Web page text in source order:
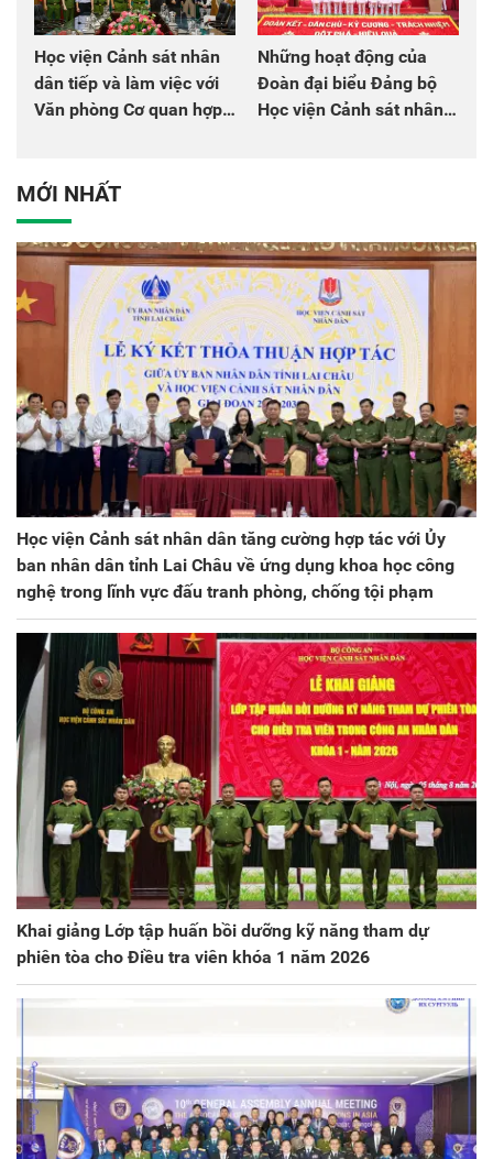
Học viện Cảnh sát nhân
dân tiếp và làm việc với
Văn phòng Cơ quan hợp
Những hoạt động của
Đoàn đại biểu Đảng bộ
Học viện Cảnh sát nhân
MỚI NHẤT
Học viện Cảnh sát nhân dân tăng cường hợp tác với Ủy
ban nhân dân tỉnh Lai Châu về ứng dụng khoa học công
nghệ trong lĩnh vực đấu tranh phòng, chống tội phạm
Khai giảng Lớp tập huấn bồi dưỡng kỹ năng tham dự
phiên tòa cho Điều tra viên khóa 1 năm 2026